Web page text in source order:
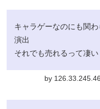
キャラゲーなのにも関
演出
それでも売れるって凄い
by